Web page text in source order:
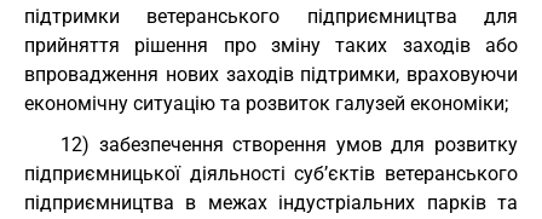
підтримки ветеранського підприємництва для
прийняття рішення про зміну таких заходів або
впровадження нових заходів підтримки, враховуючи
економічну ситуацію та розвиток галузей економіки;
12) забезпечення створення умов для розвитку
підприємницької діяльності суб’єктів ветеранського
підприємництва в межах індустріальних парків та